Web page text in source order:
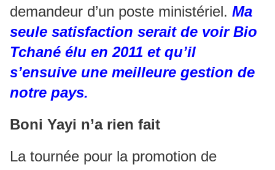
demandeur d’un poste ministériel. Ma
seule satisfaction serait de voir Bio
Tchané élu en 2011 et qu’il
s’ensuive une meilleure gestion de
notre pays.
Boni Yayi n’a rien fait
La tournée pour la promotion de